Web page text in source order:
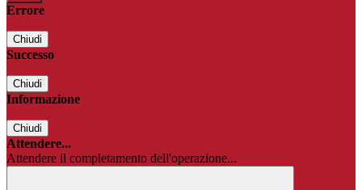
Errore
Chiudi
Successo
Chiudi
Informazione
Chiudi
Attendere...
Attendere il completamento dell'operazione...